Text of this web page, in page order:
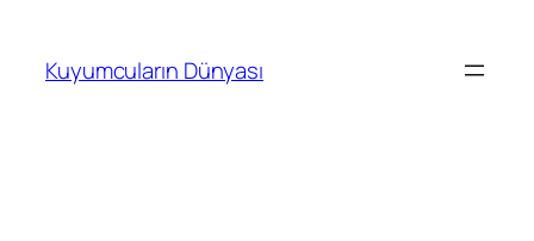
Kuyumcuların Dünyası